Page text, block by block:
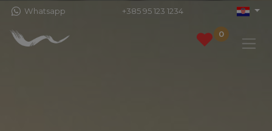
Whatsapp +385 95 123 1234
0